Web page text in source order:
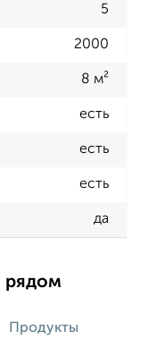
5
2000
8 м²
есть
есть
есть
да
рядом
Продукты